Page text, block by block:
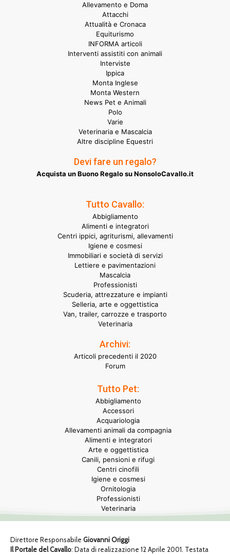
Allevamento e Doma
Attacchi
Attualità e Cronaca
Equiturismo
INFORMA articoli
Interventi assistiti con animali
Interviste
Ippica
Monta Inglese
Monta Western
News Pet e Animali
Polo
Varie
Veterinaria e Mascalcia
Altre discipline Equestri
Devi fare un regalo?
Acquista un Buono Regalo su NonsoloCavallo.it
Tutto Cavallo:
Abbigliamento
Alimenti e integratori
Centri ippici, agriturismi, allevamenti
Igiene e cosmesi
Immobiliari e società di servizi
Lettiere e pavimentazioni
Mascalcia
Professionisti
Scuderia, attrezzature e impianti
Selleria, arte e oggettistica
Van, trailer, carrozze e trasporto
Veterinaria
Archivi:
Articoli precedenti il 2020
Forum
Tutto Pet:
Abbigliamento
Accessori
Acquariologia
Allevamenti animali da compagnia
Alimenti e integratori
Arte e oggettistica
Canili, pensioni e rifugi
Centri cinofili
Igiene e cosmesi
Ornitologia
Professionisti
Veterinaria
Direttore Responsabile Giovanni Origgi
Il Portale del Cavallo: Data di realizzazione 12 Aprile 2001. Testata